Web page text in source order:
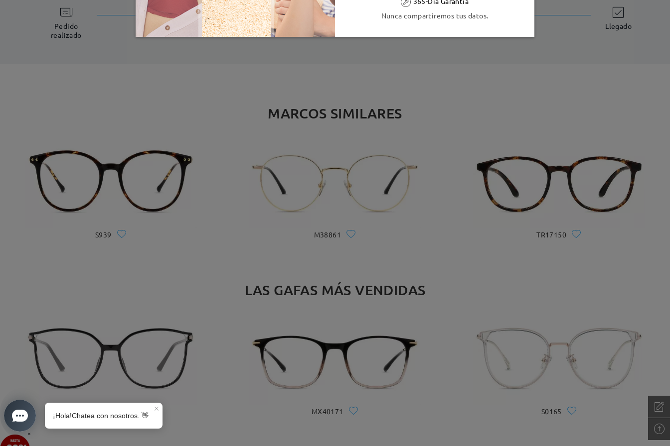
×
Pedido
realizado
Fabricación
5-7 días laborales detalles Llegado
MARCOS SIMILARES
S939 M38861 TR17150
LAS GAFAS MÁS VENDIDAS
MX40171 S0165
Nunca compartiremos tus datos.